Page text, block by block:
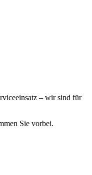
– wir sind für
Sie vorbei.